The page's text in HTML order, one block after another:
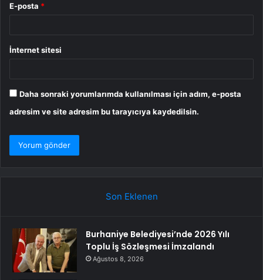
E-posta *
İnternet sitesi
Daha sonraki yorumlarımda kullanılması için adım, e-posta
adresim ve site adresim bu tarayıcıya kaydedilsin.
Son Eklenen
Burhaniye Belediyesi’nde 2026 Yılı
Toplu İş Sözleşmesi İmzalandı
Ağustos 8, 2026